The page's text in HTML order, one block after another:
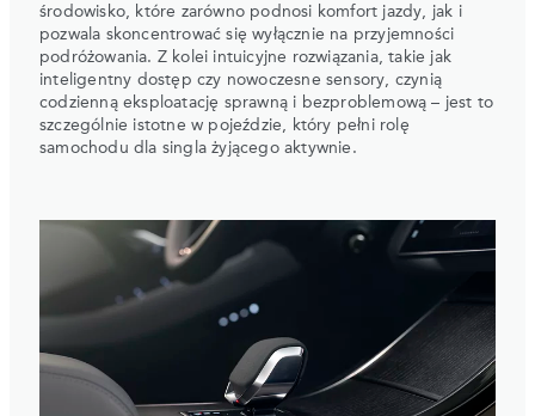
środowisko, które zarówno podnosi komfort jazdy, jak i
pozwala skoncentrować się wyłącznie na przyjemności
podróżowania. Z kolei intuicyjne rozwiązania, takie jak
inteligentny dostęp czy nowoczesne sensory, czynią
codzienną eksploatację sprawną i bezproblemową – jest to
szczególnie istotne w pojeździe, który pełni rolę
samochodu dla singla żyjącego aktywnie.